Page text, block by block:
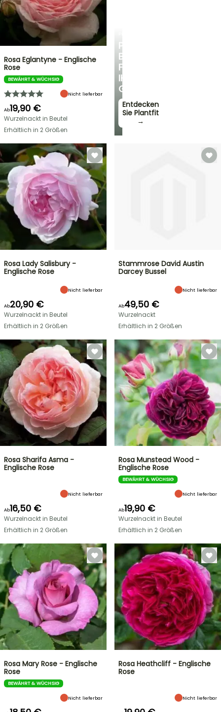
PERSÖNLICHE
BERATUNG
FÜR
IHREN
GARTEN
Entdecken
Sie Plantfit
→
Rosa Eglantyne - Englische
Rose
BEWÄHRT & WÜCHSIG
Nicht lieferbar
Ab19,90 €
Wurzelnackt in Beutel
Erhältlich in 2 Größen
Rosa Lady Salisbury -
Englische Rose
Nicht lieferbar
Ab20,90 €
Wurzelnackt in Beutel
Erhältlich in 2 Größen
Stammrose David Austin
Darcey Bussel
Nicht lieferbar
Ab49,50 €
Wurzelnackt
Erhältlich in 2 Größen
Rosa Sharifa Asma -
Englische Rose
Nicht lieferbar
Ab16,50 €
Wurzelnackt in Beutel
Erhältlich in 2 Größen
Rosa Munstead Wood -
Englische Rose
BEWÄHRT & WÜCHSIG
Nicht lieferbar
Ab19,90 €
Wurzelnackt in Beutel
Erhältlich in 2 Größen
Rosa Mary Rose - Englische
Rose
BEWÄHRT & WÜCHSIG
Nicht lieferbar
Rosa Heathcliff - Englische
Rose
Nicht lieferbar